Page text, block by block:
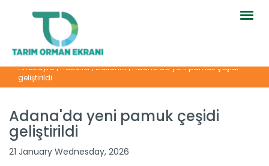
Anasayfa|Haberler|Bakanlık|Adana'da yeni pamuk çeşidi
geliştirildi
Adana'da yeni pamuk çeşidi
geliştirildi
21 January Wednesday, 2026